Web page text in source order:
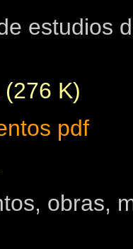
estudios
(276 K)
pdf
obras,